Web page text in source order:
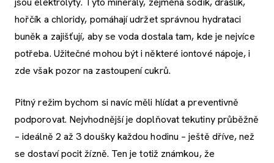
hořčík a chloridy, pomáhají udržet správnou hydrataci
buněk a zajišťují, aby se voda dostala tam, kde je nejvíce
potřeba. Užitečné mohou být i některé iontové nápoje, i
zde však pozor na zastoupení cukrů.
Pitný režim bychom si navíc měli hlídat a preventivně
podporovat. Nejvhodnější je doplňovat tekutiny průběžně
– ideálně 2 až 3 doušky každou hodinu – ještě dříve, než
se dostaví pocit žízně. Ten je totiž známkou, že